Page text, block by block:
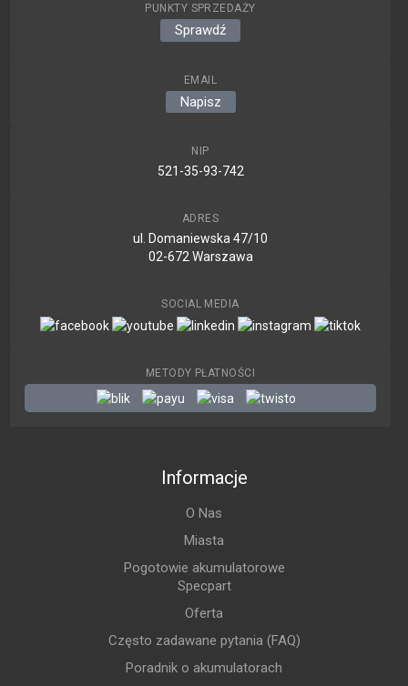
PUNKTY SPRZEDAŻY
Sprawdź
EMAIL
Napisz
NIP
521-35-93-742
ADRES
ul. Domaniewska 47/10
02-672 Warszawa
SOCIAL MEDIA
METODY PŁATNOŚCI
Informacje
O Nas
Miasta
Pogotowie akumulatorowe
Specpart
Oferta
Często zadawane pytania (FAQ)
Poradnik o akumulatorach